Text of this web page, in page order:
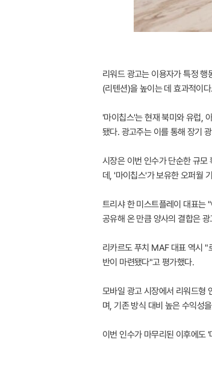
리워드 광고는 이용자가 특정
(리텐션)을 높이는 데 효과적이
'마이칩스'는 현재 북미와 유럽,
됐다. 광고주는 이를 통해 장기
시장은 이번 인수가 단순한 규모
데, '마이칩스'가 보유한 오퍼월
트리샤 한 미스트플레이 대표는
공유해 온 만큼 양사의 결합은
리카르도 푸치 MAF 대표 역시 "
반이 마련됐다"고 평가했다.
모바일 광고 시장에서 리워드형
며, 기존 방식 대비 높은 수익성
이번 인수가 마무리된 이후에도